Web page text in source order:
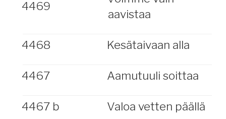
4469
aavistaa
4468 Kesätaivaan alla
4467 Aamutuuli soittaa
4467 b Valoa vetten päällä